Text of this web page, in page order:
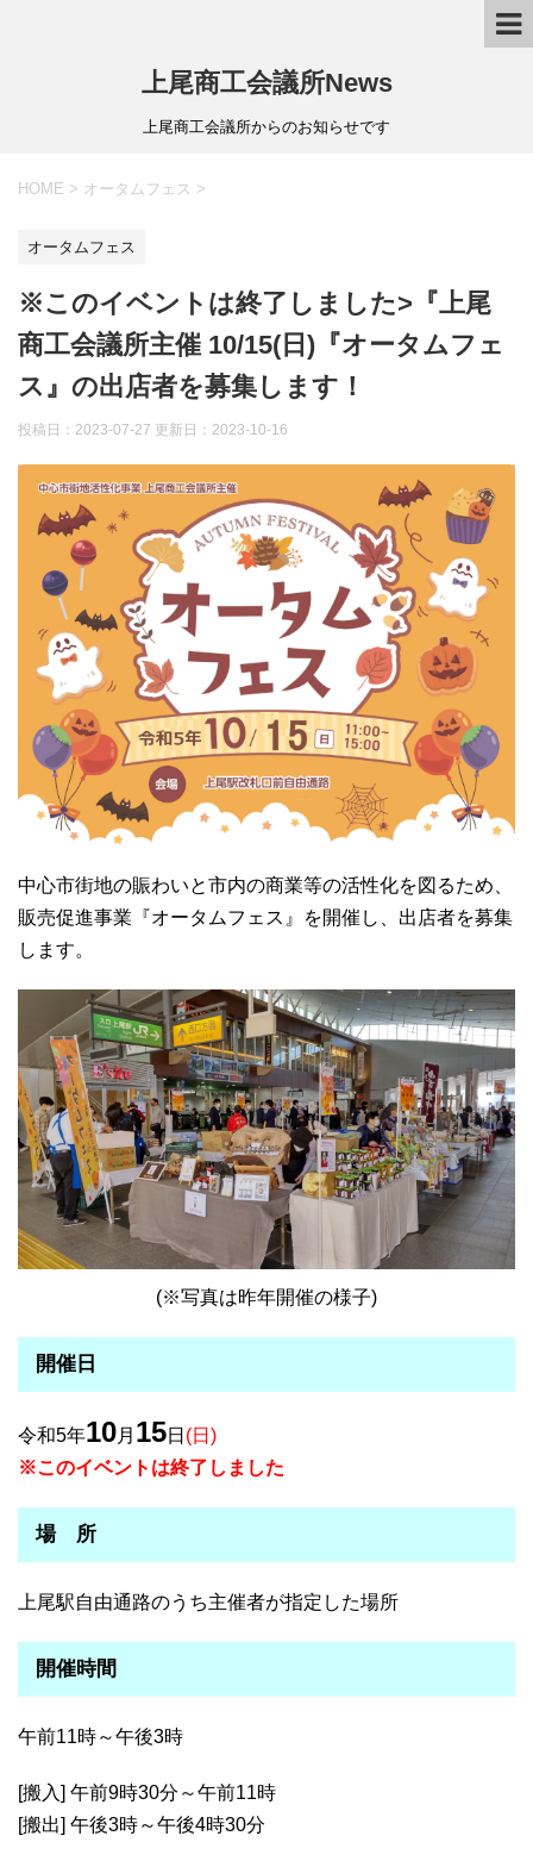
上尾商工会議所News
上尾商工会議所からのお知らせです
HOME > オータムフェス >
オータムフェス
※このイベントは終了しました>『上尾
商工会議所主催 10/15(日)『オータムフェ
ス』の出店者を募集します！
投稿日：2023-07-27 更新日： 2023-10-16
中心市街地の賑わいと市内の商業等の活性化を図るため、
販売促進事業『オータムフェス』を開催し、出店者を募集
します。
(※写真は昨年開催の様子)
開催日
令和5年10月 15日 (日)
※このイベントは終了しました
場 所
上尾駅自由通路のうち主催者が指定した場所
開催時間
午前11時～午後3時
[搬入] 午前9時30分～午前11時
[搬出] 午後3時～午後4時30分